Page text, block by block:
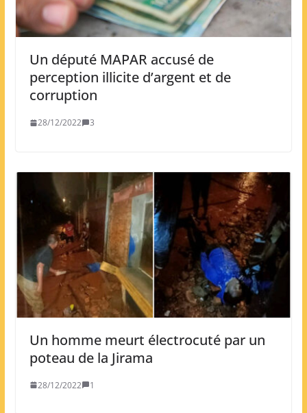
Un député MAPAR accusé de
perception illicite d’argent et de
corruption
28/12/2022 3
Un homme meurt électrocuté par un
poteau de la Jirama
28/12/2022 1